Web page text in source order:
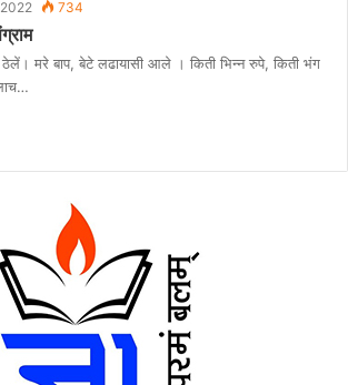
734
ठेलें। मरे बाप, बेटे लढायासी आले । किती भिन्न रुपे, किती भंग